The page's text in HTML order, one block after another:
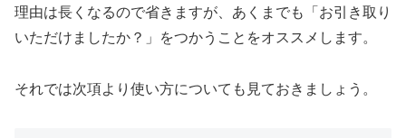
理由は長くなるので省きますが、あくまでも「お引き取り
いただけましたか？」をつかうことをオススメします。
それでは次項より使い方についても見ておきましょう。